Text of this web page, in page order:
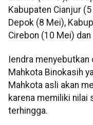
Kabupaten Cianjur
Depok (8 Mei),
Cirebon (10 Mei)
Iendra
Mahkota Binokasih
Mahkota asli akan
karena memiliki nilai
terhingga.